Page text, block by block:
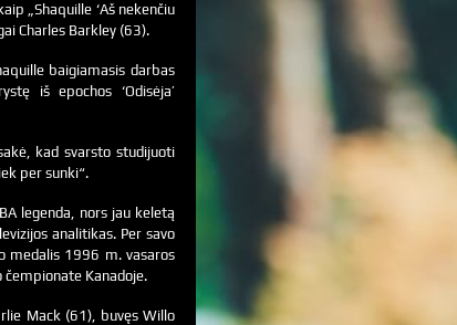
„Shaquille ‘Aš nekenčiu
Charles Barkley (63).
baigiamasis darbas
iš epochos ‘Odisėja’
kad svarsto studijuoti
per sunki“.
legenda, nors jau keletą
analitikas. Per savo
medalis 1996 m. vasaros
Kanadoje.
Mack (61), buvęs Willo